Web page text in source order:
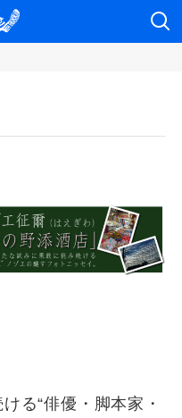
る“俳優・脚本家・